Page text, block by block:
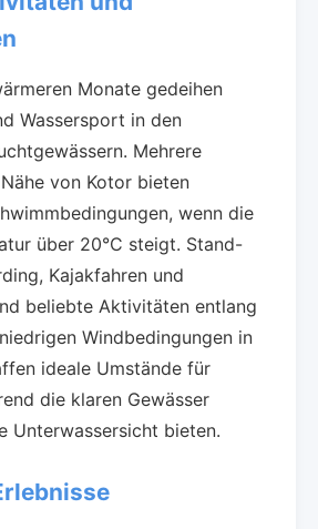
Monate gedeihen
Wassersport in den
Mehrere
von Kotor bieten
wenn die
über 20°C steigt. Stand-
Kajakfahren und
beliebte Aktivitäten entlang
Windbedingungen in
ideale Umstände für
die klaren Gewässer
Unterwassersicht bieten.